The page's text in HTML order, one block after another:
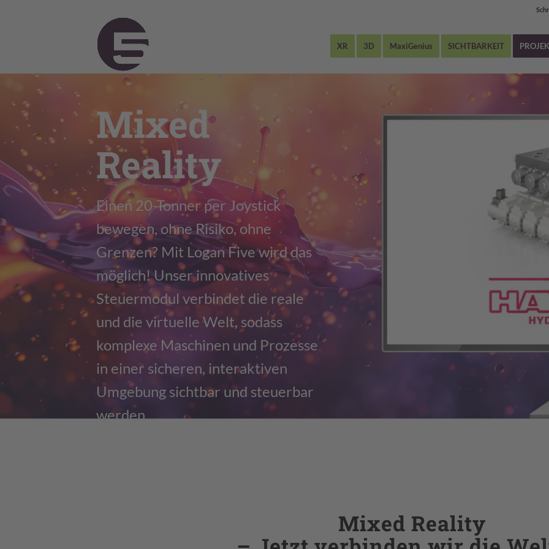
XR 3D MaxiGenius SICHTBARKEIT
Mixed
Reality
Einen 20-Tonner per Joystick
bewegen, ohne Risiko, ohne
Grenzen? Mit Logan Five wird das
möglich! Unser innovatives
Steuermodul verbindet die reale
und die virtuelle Welt, sodass
komplexe Maschinen und Prozesse
in einer sicheren, interaktiven
Umgebung sichtbar und steuerbar
werden.
Mixed Reality